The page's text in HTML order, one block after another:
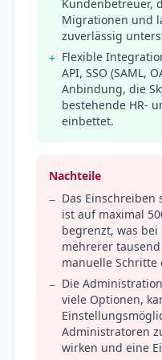
Kundenbetreuer,
Migrationen und
zuverlässig
+ Flexible
API, SSO (SAML,
Anbindung, die
bestehende HR-
einbettet.
Nachteile
− Das
ist auf maximal
begrenzt, was
mehrerer
manuelle Schritte
− Die
viele Optionen,
Administratoren
wirken und eine